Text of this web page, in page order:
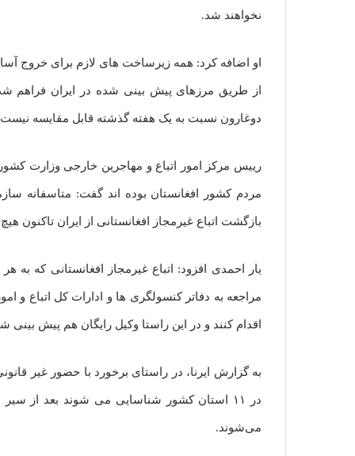
نخواهند شد.
او اضافه کرد: همه زیرساخت های لازم برای خروج
از طریق مرزهای پیش بینی شده در ایران فراهم
دوغارون نسبت به یک هفته گذشته قابل مقایسه
رییس مرکز امور اتباع و مهاجرین خارجی وزارت
مردم کشور افغانستان بوده اند گفت: متاسفانه
بازگشت اتباع غیرمجاز افغانستانی از ایران تاکنون
یار احمدی افزود: اتباع غیرمجاز افغانستانی که به
مراجعه به دفاتر کنسولگری ها و ادارات کل اتباع
اقدام کنند و در این راستا وکیل رایگان هم پیش
به گزارش ایرنا، در راستای برخورد با حضور غیر
در ۱۱ استان کشور شناسایی می شوند بعد از
می‌شوند.